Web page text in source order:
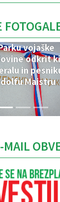
vojaške
odkrit
in
Maistru
MAIL